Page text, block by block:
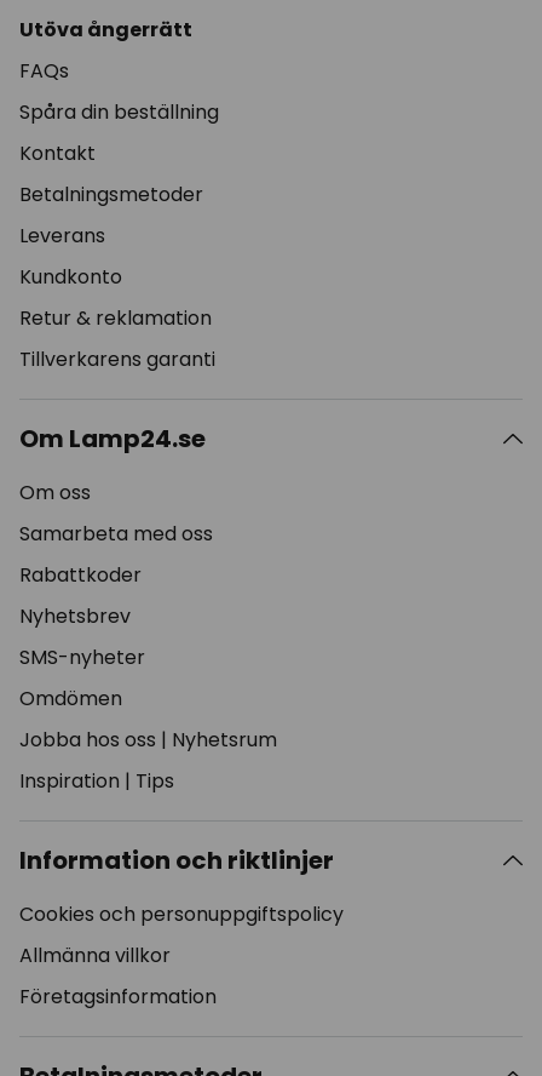
Utöva ångerrätt
FAQs
Spåra din beställning
Kontakt
Betalningsmetoder
Leverans
Kundkonto
Retur & reklamation
Tillverkarens garanti
Om Lamp24.se
Om oss
Samarbeta med oss
Rabattkoder
Nyhetsbrev
SMS-nyheter
Omdömen
Jobba hos oss | Nyhetsrum
Inspiration | Tips
Information och riktlinjer
Cookies och personuppgiftspolicy
Allmänna villkor
Företagsinformation